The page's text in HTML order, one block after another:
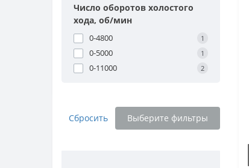
Число оборотов холостого
хода, об/мин
0-4800 1
0-5000 1
0-11000 2
Сбросить Выберите фильтры